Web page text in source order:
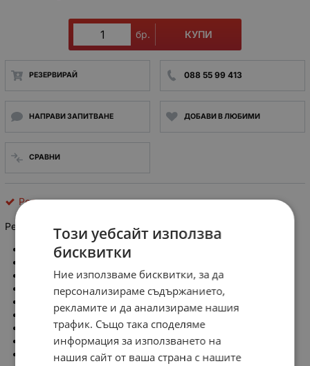
бр. КУПИ
РЕЗЕРВИРАЙ 088 55 99 413
НАПРАВИ ЗАПИТВАНЕ ДОБАВИ В ЛЮБИМИ
СРАВНИ
Релета
Реле Globus MK3P-1 I бобина 12V DC, 3PDT 10A 250VA
Тип реле: електромагнитно
Напрежение на бобината: 12V DC
Ток през контактите макс.: 10A
Напрежение на комутация: max 250V AC
Версия реле: промишлено
Монтаж: цокъл
Количество пинове: 11
Електрическо свързване: кръгло гнездо
Този уебсайт използва
бисквитки
Ние използваме бисквитки, за да
персонализираме съдържанието,
рекламите и да анализираме нашия
трафик. Също така споделяме
информация за използването на
нашия сайт от ваша страна с нашите